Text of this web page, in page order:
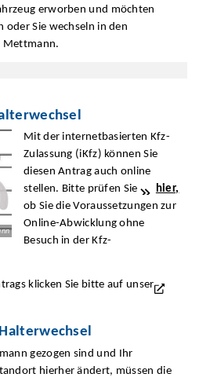
erworben und möchten
oder Sie wechseln in den
Mettmann.
Mit der internetbasierten Kfz-
Zulassung (iKfz) können Sie
diesen Antrag auch online
stellen. Bitte prüfen Sie
hier,
ob Sie die Voraussetzungen zur
Online-Abwicklung ohne
Besuch in der Kfz-
klicken Sie bitte auf unser
gezogen sind und Ihr
hierher ändert, müssen die